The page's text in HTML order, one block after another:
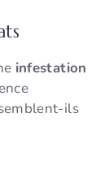
infestation
ils